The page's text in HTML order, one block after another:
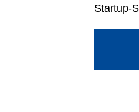
Startup-